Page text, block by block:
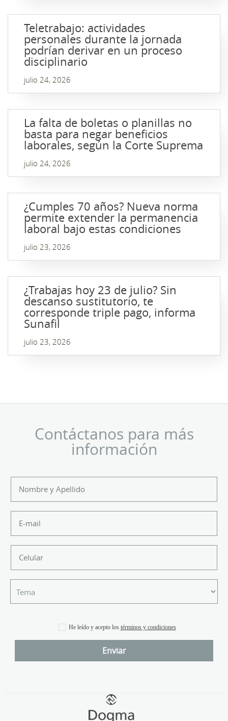
Teletrabajo: actividades
personales durante la jornada
podrían derivar en un proceso
disciplinario
julio 24, 2026
La falta de boletas o planillas no
basta para negar beneficios
laborales, según la Corte Suprema
julio 24, 2026
¿Cumples 70 años? Nueva norma
permite extender la permanencia
laboral bajo estas condiciones
julio 23, 2026
¿Trabajas hoy 23 de julio? Sin
descanso sustitutorio, te
corresponde triple pago, informa
Sunafil
julio 23, 2026
Contáctanos para más
información
He leído y acepto los términos y condiciones